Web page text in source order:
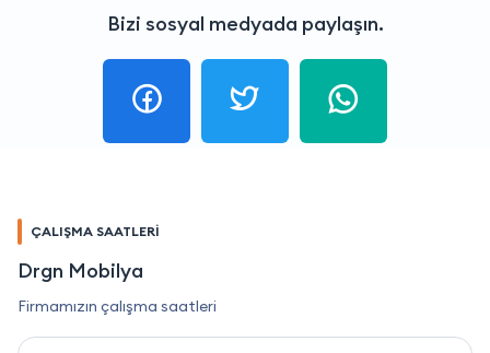
Bizi sosyal medyada paylaşın.
ÇALIŞMA SAATLERİ
Drgn Mobilya
Firmamızın çalışma saatleri